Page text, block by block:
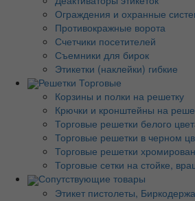
Ограждения и охранные
Противокражные ворота
Счетчики посетителей
Съемники для бирок
Этикетки (наклейки) гибкие
Решетки Торговые
Корзины и полки на решетку
Крючки и кронштейны на
Торговые решетки белого
Торговые решетки в черном
Торговые решетки
Торговые сетки на стойке,
Сопутствующие товары
Этикет пистолеты,